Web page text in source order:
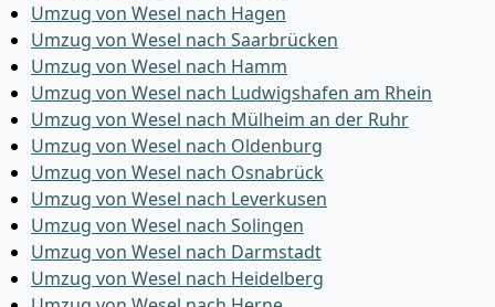
Umzug von Wesel nach Hagen
Umzug von Wesel nach Saarbrücken
Umzug von Wesel nach Hamm
Umzug von Wesel nach Ludwigshafen am Rhein
Umzug von Wesel nach Mülheim an der Ruhr
Umzug von Wesel nach Oldenburg
Umzug von Wesel nach Osnabrück
Umzug von Wesel nach Leverkusen
Umzug von Wesel nach Solingen
Umzug von Wesel nach Darmstadt
Umzug von Wesel nach Heidelberg